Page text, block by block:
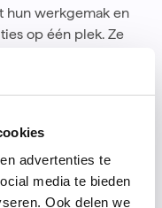
advertenties te
media te bieden
Ook delen we
hun werkgemak en
op één plek. Ze
gebruiken
wat het zou
verplichte